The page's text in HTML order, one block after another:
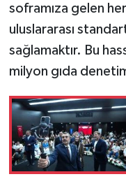
soframıza gelen
uluslararası
sağlamaktır. Bu
milyon gıda